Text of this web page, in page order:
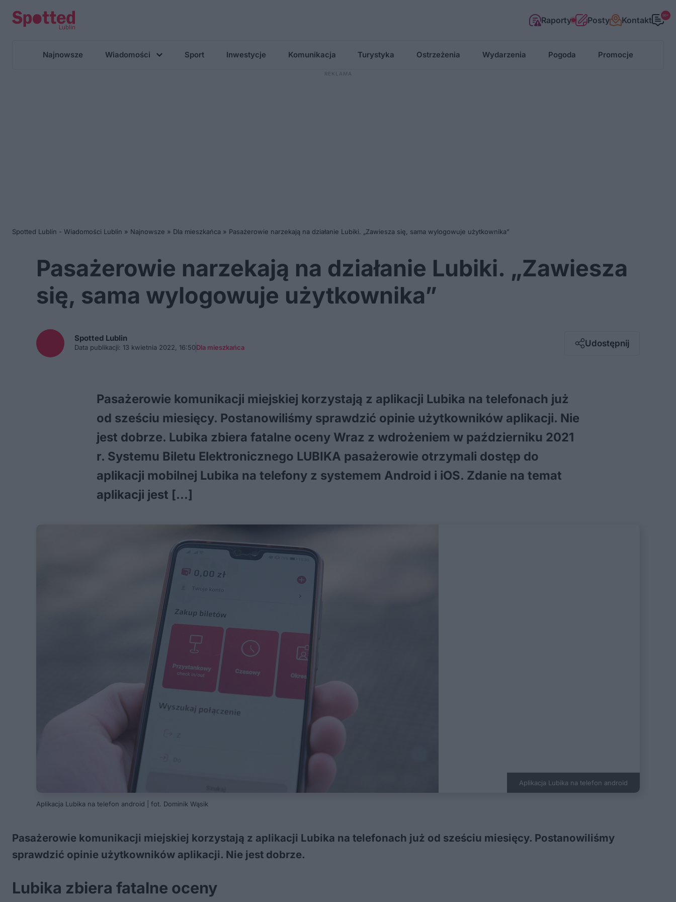
Raporty Posty Kontakt 99+
Najnowsze Wiadomości Sport Inwestycje Komunikacja Turystyka Ostrzeżenia Wydarzenia Pogoda Promocje
Spotted Lublin - Wiadomości Lublin » Najnowsze » Dla mieszkańca » Pasażerowie narzekają na działanie Lubiki. „Zawiesza się, sama wylogowuje użytkownika”
Pasażerowie narzekają na działanie Lubiki. „Zawiesza
się, sama wylogowuje użytkownika”
Spotted Lublin
Data publikacji: 13 kwietnia 2022, 16:50Dla mieszkańca Udostępnij
Messenger
Pasażerowie komunikacji miejskiej korzystają z aplikacji Lubika na telefonach już
od sześciu miesięcy. Postanowiliśmy sprawdzić opinie użytkowników aplikacji. Nie
jest dobrze. Lubika zbiera fatalne oceny Wraz z wdrożeniem w październiku 2021
r. Systemu Biletu Elektronicznego LUBIKA pasażerowie otrzymali dostęp do
aplikacji mobilnej Lubika na telefony z systemem Android i iOS. Zdanie na temat
aplikacji jest […]
Aplikacja Lubika na telefon android
Aplikacja Lubika na telefon android | fot. Dominik Wąsik
Pasażerowie komunikacji miejskiej korzystają z aplikacji Lubika na telefonach już od sześciu miesięcy. Postanowiliśmy
sprawdzić opinie użytkowników aplikacji. Nie jest dobrze.
Lubika zbiera fatalne oceny